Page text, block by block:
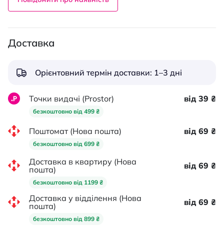
Доставка
Орієнтовний термін доставки: 1–3 дні
Точки видачі (Prostor)
безкоштовно від 499 ₴
від 39 ₴
Поштомат (Нова пошта)
безкоштовно від 699 ₴
від 69 ₴
Доставка в квартиру (Нова
пошта)
безкоштовно від 1199 ₴
від 69 ₴
Доставка у відділення (Нова
пошта)
безкоштовно від 899 ₴
від 69 ₴